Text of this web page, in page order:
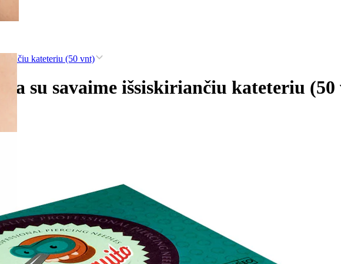
kateteriu (50 vnt)
su savaime išsiskiriančiu kateteriu